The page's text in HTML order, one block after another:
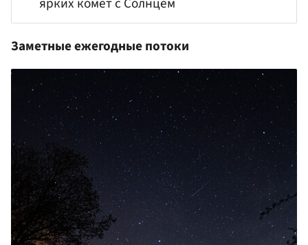
Заметные ежегодные потоки